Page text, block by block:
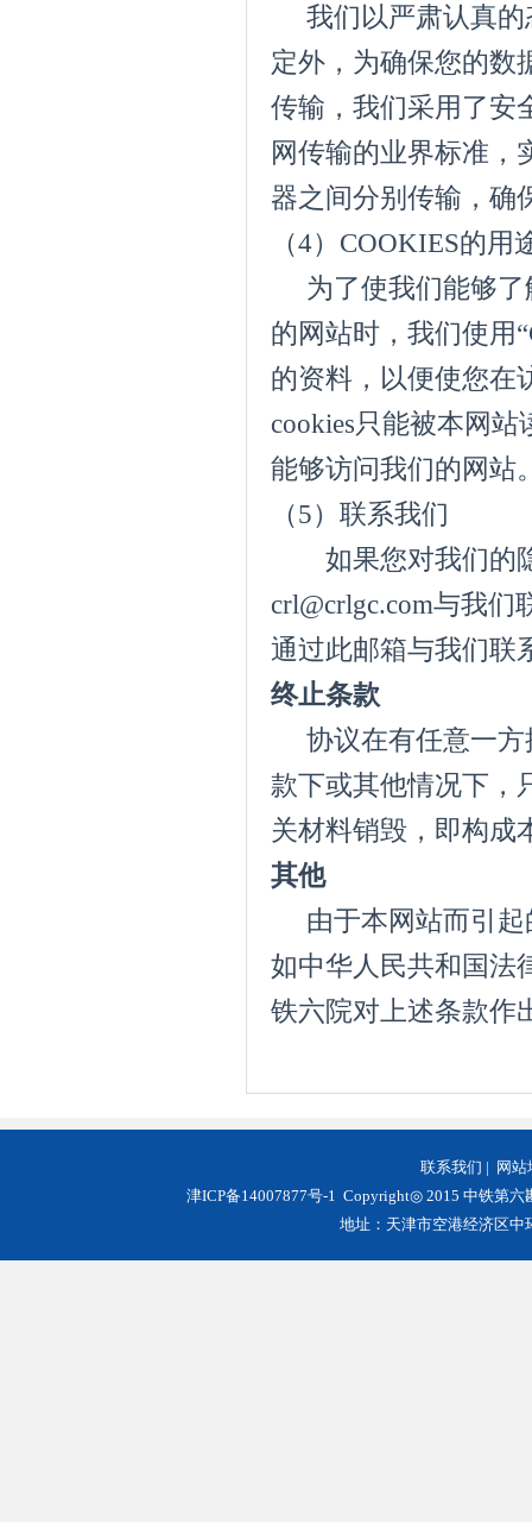
我们以严肃认真的
定外，为确保您的数
传输，我们采用了安
网传输的业界标准，
器之间分别传输，确
（4）COOKIES
为了使我们能够了
的网站时，我们使用
的资料，以便使您在
cookies只能被本网
能够访问我们的
（5）联系我们
如果您对我们的隐
crl@crlgc.com与我
通过此邮箱与我们联
终止条款
协议在有任意一方
款下或其他情况下，
关材料销毁，即构成
其他
由于本网站而引起
如中华人民共和国法
铁六院对上述条款作
联系我们 | 网站
津ICP备14007877号-1 Copyright◎ 2015 中铁第六
地址：天津市空港经济区中